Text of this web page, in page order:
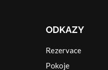
ODKAZY
Rezervace
Pokoje